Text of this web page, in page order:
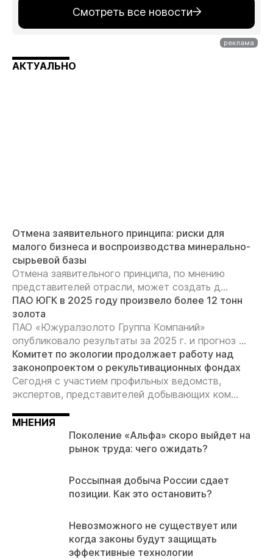
Смотреть все новости
АКТУАЛЬНО
Отмена заявительного принципа: риски для
малого бизнеса и воспроизводства минерально-
сырьевой базы
Отмена заявительного принципа, по мнению
представителей отрасли, может создать д...
ПАО ЮГК в 2025 году произвело более 12 тонн
золота
ПАО «Южуралзолото Группа Компаний»
опубликовало результаты за 2025 г. и прогноз ...
Комитет по экологии продолжает работу над
законопроектом о рекультивационных фондах
Сегодня с участием профильных ведомств,
экспертов, представителей добывающих ком...
МНЕНИЯ
Поколение «Альфа» скоро выйдет на
рынок труда: чего ожидать?
Россыпная добыча России сдает
позиции. Как это остановить?
Невозможного не существует или
когда законы будут защищать
эффективные технологии